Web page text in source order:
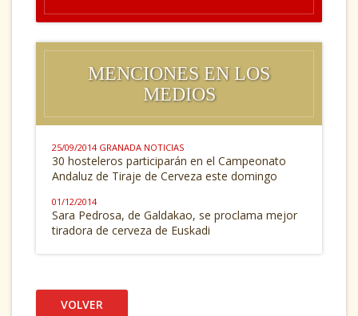
MENCIONES EN LOS
MEDIOS
25/09/2014 GRANADA NOTICIAS
30 hosteleros participarán en el Campeonato
Andaluz de Tiraje de Cerveza este domingo
01/12/2014
Sara Pedrosa, de Galdakao, se proclama mejor
tiradora de cerveza de Euskadi
VOLVER